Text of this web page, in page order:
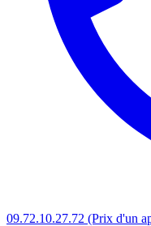
09.72.10.27.72 (Prix d'un